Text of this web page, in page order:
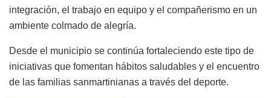
integración, el trabajo en equipo y el compañerismo en un
ambiente colmado de alegría.
Desde el municipio se continúa fortaleciendo este tipo de
iniciativas que fomentan hábitos saludables y el encuentro
de las familias sanmartinianas a través del deporte.